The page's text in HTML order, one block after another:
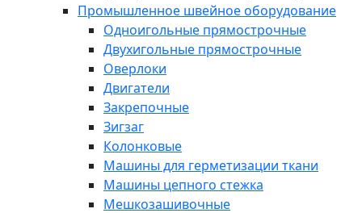
Промышленное швейное оборудование
Одноигольные прямострочные
Двухигольные прямострочные
Оверлоки
Двигатели
Закрепочные
Зигзаг
Колонковые
Машины для герметизации ткани
Машины цепного стежка
Мешкозашивочные